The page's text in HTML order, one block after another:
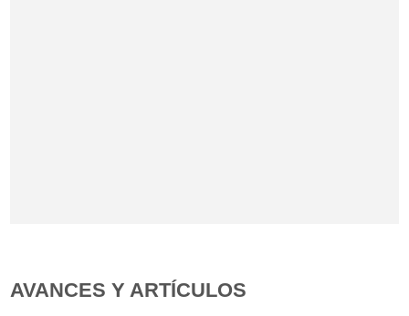
AVANCES Y ARTÍCULOS